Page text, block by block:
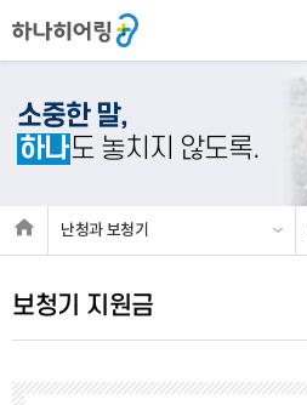
소중한 말,
하나도 놓치지 않도록.
난청과 보청기
보청기 지원금